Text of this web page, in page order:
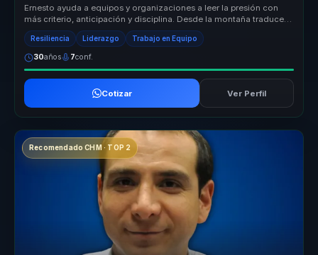
Ernesto ayuda a equipos y organizaciones a leer la presión con
más criterio, anticipación y disciplina. Desde la montaña traduce
segurida...
Resiliencia Liderazgo Trabajo en Equipo
30años 7conf.
Cotizar Ver Perfil
Recomendado CHM · TOP 2